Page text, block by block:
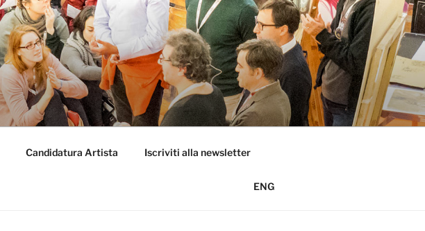
Candidatura Artista Iscriviti alla newsletter
ENG